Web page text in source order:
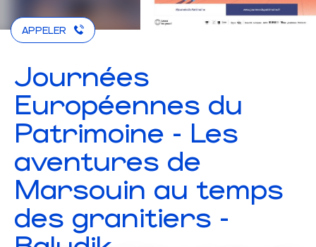
APPELER
Journées
Européennes du
Patrimoine - Les
aventures de
Marsouin au temps
des granitiers -